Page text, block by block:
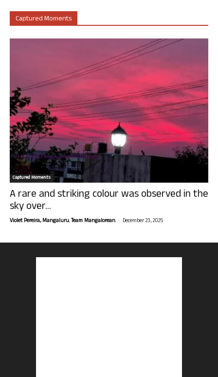
Captured Moments
Captured Moments
A rare and striking colour was observed in the
sky over...
Violet Pereira, Mangaluru. Team Mangalorean. - December 23, 2025